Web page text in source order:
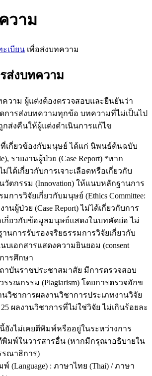
วาม
ะเบียน เพื่อส่งบทความ
ส่งบทความ
วาม ผู้แต่งต้องตรวจสอบและยืนยันว่า
ารส่งบทความทุกข้อ บทความที่ไม่เป็นไป
ส่งคืนให้ผู้แต่งดำเนินการแก้ไข
เกี่ยวข้องกับมนุษย์ ได้แก่ นิพนธ์ต้นฉบับ
รายงานผู้ป่วย (Case Report) *หาก
ม่ได้เกี่ยวกับการเจาะเลือดหรือเกี่ยวกับ
ตกรรม (Innovation) ให้เเนบหลักฐานการ
การวิจัยเกี่ยวกับมนุษย์ (Ethics Committee:
านผู้ป่วย (Case Report) ไม่ได้เกี่ยวกับการ
เกี่ยวกับข้อมูลมนุษย์แสดงในบทคัดย่อ ไม่
นการรับรองจริยธรรมการวิจัยเกี่ยวกับ
เอกสารแสดงความยินยอม (consent
ารศึกษา
าบันราชประชาสมาสัย มีการตรวจสอบ
รรณกรรม (Plagiarism) โดยการตรวจอักข
นวิชาการผลงานวิชาการประเภทงานวิจัย
ผลงานวิชาการที่ไม่ใช่วิจัย ไม่เกินร้อยละ
ยังไม่เคยตีพิมพ์หรืออยู่ในระหว่างการ
มพ์ในวารสารอื่น (หากมีกรุณาอธิบายใน
รณาธิการ)
(Language) : ภาษาไทย (Thai) / ภาษา